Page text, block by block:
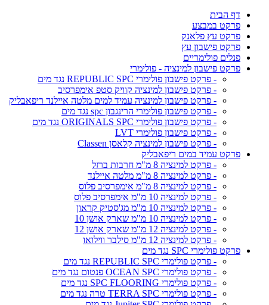
דף הבית
פרקט במבצע
פרקט עץ פלאנק
פרקט פישבון עץ
פנלים פולימריים
פרקט פישבון למינציה - פולימרי
- פרקט פישבון פולימרי REPUBLIC SPC נגד מים
- פרקט פישבון למינציה קוויק סטפ אימפרסיב
- פרקט פישבון למינציה עמיד למים מלטה איילנד ריפאבליק
- פרקט פישבון פולימרי הרינגבון spc נגד מים
- פרקט פישבון פולימרי ORIGINALS SPC נגד מים
- פרקט פישבון פולימרי LVT
- פרקט פישבון למינציה קלאסן Classen
פרקט עמיד במים ריפאבליק
- פרקט למינציה 8 מ"מ חרבות ברזל
- פרקט למינציה 8 מ"מ מלטה איילנד
- פרקט למינציה 8 מ"מ אימפרסיב פלוס
- פרקט למינציה 10 מ"מ אימפרסיב פלוס
- פרקט למינציה 10 מ"מ מג'סטיק קראון
- פרקט למינציה 10 מ"מ שארק אושן 10
- פרקט למינציה 12 מ"מ שארק אושן 12
- פרקט למינציה 12 מ"מ סילבר ווילואו
פרקט פולימרי SPC נגד מים
- פרקט פולימרי REPUBLIC SPC נגד מים
- פרקט פולימרי OCEAN SPC פנטום נגד מים
- פרקט פולימרי SPC FLOORING נגד מים
- פרקט פולימרי TERRA SPC טרה נגד מים